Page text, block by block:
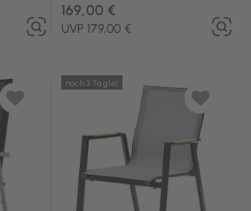
169,00 €
UVP 179,00 €
noch 3 Tag(e)